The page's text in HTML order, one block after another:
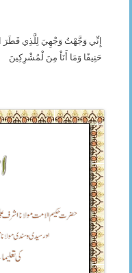
إِنِّي وَجَّهْتُ وَجْهِيَ لِلَّذِي فَطَرَ
حَنِيفًا وَمَا أَنَاْ مِنَ لْمُشْرِكِينَ